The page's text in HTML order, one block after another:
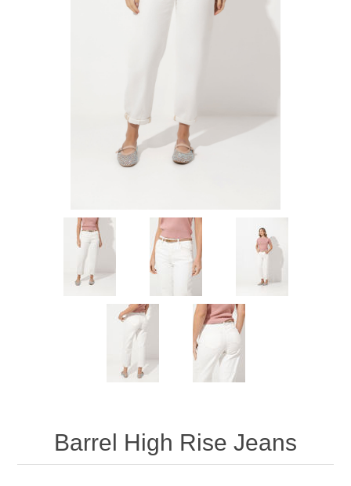
Barrel High Rise Jeans